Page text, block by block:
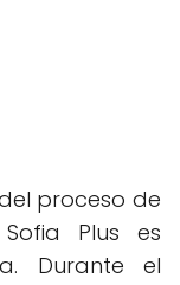
proceso de
Plus es
Durante el